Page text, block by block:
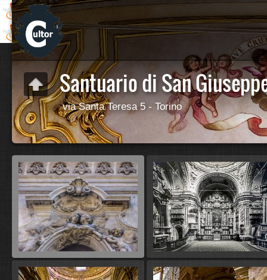
Santuario di San
via Santa Teresa 5 - Torino